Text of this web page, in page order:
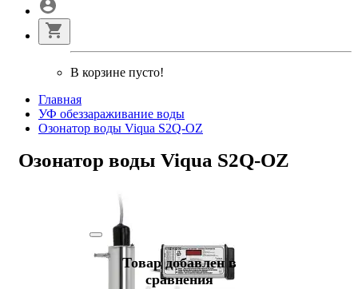
В корзине пусто!
Главная
УФ обеззараживание воды
Озонатор воды Viqua S2Q-OZ
Озонатор воды Viqua S2Q-OZ
Товар добавлен в
сравнения